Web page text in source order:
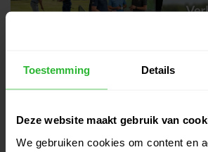
Toestemming Details
Deze website maakt gebruik van
We gebruiken cookies om content en
Callaway CB12 Wedge staal
Op voorraad